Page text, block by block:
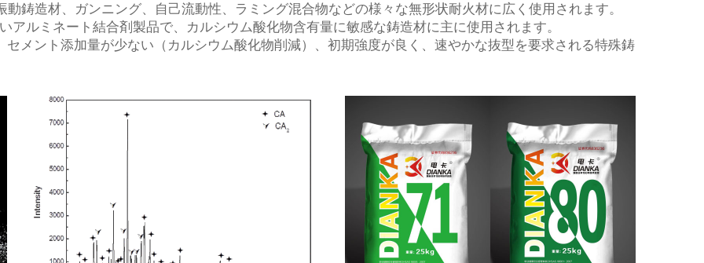
鋳造材、ガンニング、自己流動性、ラミング混合物などの様々な無形状耐火材に広く使用されます。
ルミネート結合剤製品で、カルシウム酸化物含有量に敏感な鋳造材に主に使用されます。
メント添加量が少ない（カルシウム酸化物削減）、初期強度が良く、速やかな抜型を要求される特殊鋳